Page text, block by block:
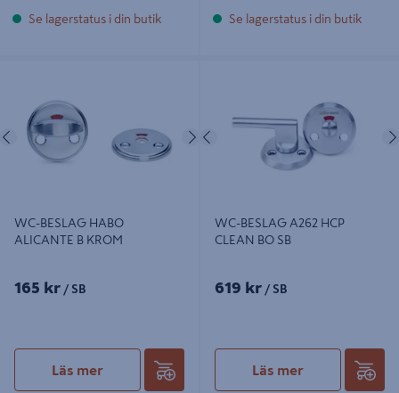
Se lagerstatus i din butik Se lagerstatus i din butik
Föregående Nästa
WC-BESLAG HABO
ALICANTE B KROM
165 kr / SB
Läs mer
Föregående
WC-BESLAG A262 HCP
CLEAN BO SB
619 kr / SB
Läs mer